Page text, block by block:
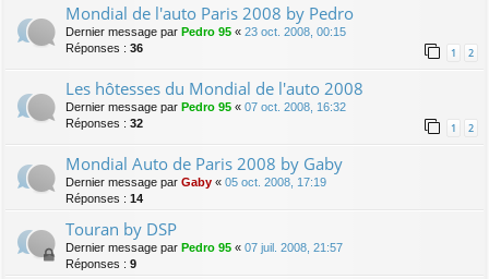
Mondial de l'auto Paris 2008 by Pedro
Dernier message par Pedro 95 « 23 oct. 2008, 00:15
Réponses : 36 1 2
Les hôtesses du Mondial de l'auto 2008
Dernier message par Pedro 95 « 07 oct. 2008, 16:32
Réponses : 32 1 2
Mondial Auto de Paris 2008 by Gaby
Dernier message par Gaby « 05 oct. 2008, 17:19
Réponses : 14
Touran by DSP
Dernier message par Pedro 95 « 07 juil. 2008, 21:57
Réponses : 9